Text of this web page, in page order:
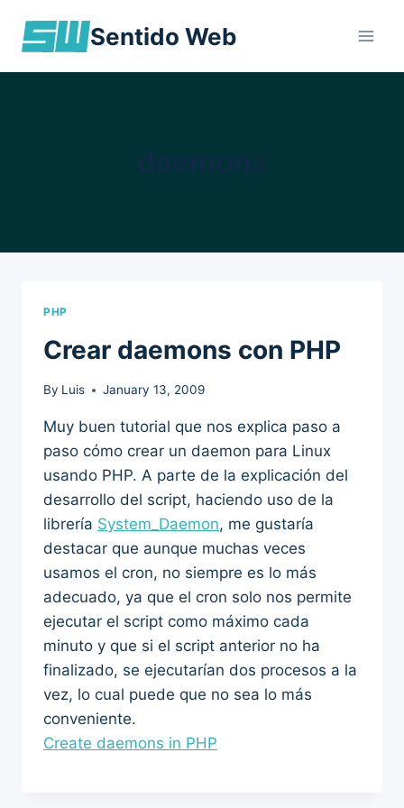
Sentido Web
PHP
Crear daemons con PHP
By Luis January 13, 2009
Muy buen tutorial que nos explica paso a
paso cómo crear un daemon para Linux
usando PHP. A parte de la explicación del
desarrollo del script, haciendo uso de la
librería System_Daemon, me gustaría
destacar que aunque muchas veces
usamos el cron, no siempre es lo más
adecuado, ya que el cron solo nos permite
ejecutar el script como máximo cada
minuto y que si el script anterior no ha
finalizado, se ejecutarían dos procesos a la
vez, lo cual puede que no sea lo más
conveniente.
Create daemons in PHP